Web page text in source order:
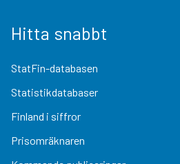
Hitta snabbt
StatFin-databasen
Statistikdatabaser
Finland i siffror
Prisomräknaren